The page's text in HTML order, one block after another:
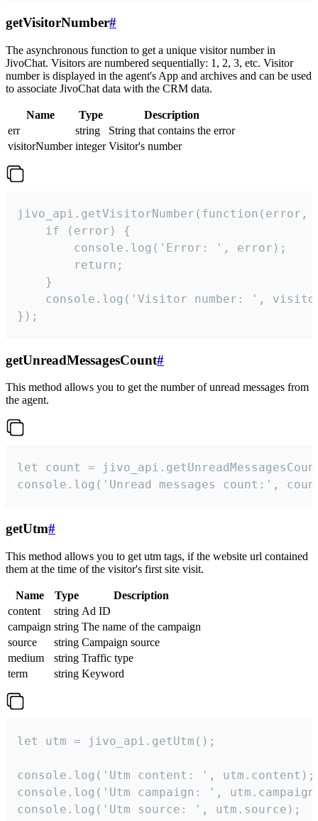
getVisitorNumber#
The asynchronous function to get a unique visitor number in
JivoChat. Visitors are numbered sequentially: 1, 2, 3, etc. Visitor
number is displayed in the agent's App and archives and can be used
to associate JivoChat data with the CRM data.
Name Type
Description
err
string
String that contains the error
visitorNumber integer Visitor's number
jivo_api.getVisitorNumber(function(error,
    if (error) {
        console.log('Error: ', error);
        return;
    }
console.log('Visitor number: ',
});
getUnreadMessagesCount#
This method allows you to get the number of unread messages from
the agent.
let count =
console.log('Unread messages count:',
getUtm#
This method allows you to get utm tags, if the website url contained
them at the time of the visitor's first site visit.
Name Type
Description
content
string Ad ID
campaign string The name of the campaign
source
string Campaign source
medium
string Traffic type
term
string Keyword
let utm = jivo_api.getUtm();
console.log('Utm content: ', utm.content);
console.log('Utm campaign: ',
console.log('Utm source: ', utm.source);